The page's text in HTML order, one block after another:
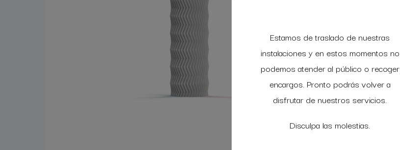
Estamos de traslado de nuestras
instalaciones y en estos momentos no
podemos atender al público o recoger
encargos. Pronto podrás volver a
disfrutar de nuestros servicios.
Disculpa las molestias.